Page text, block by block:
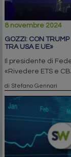
8 novembre 2024
GOZZI: CON TRUMP
TRA USA E UE»
Il presidente di
«Rivedere ETS e
di Stefano Gennari